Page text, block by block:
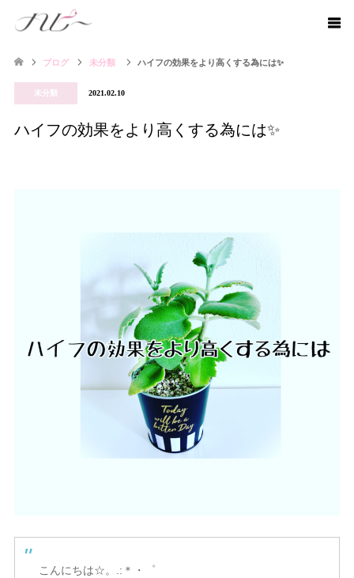
ブログ 未分類 ハイフの効果をより高くする為には✨
未分類 2021.02.10
ハイフの効果をより高くする為には✨
こんにちは☆。.:＊・゜